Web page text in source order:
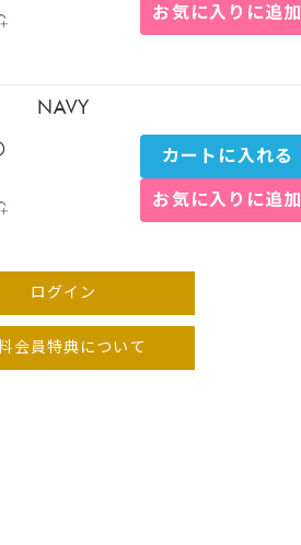
お気に入りに追加
NAVY
カートに入れる
お気に入りに追加
ログイン
会員特典について